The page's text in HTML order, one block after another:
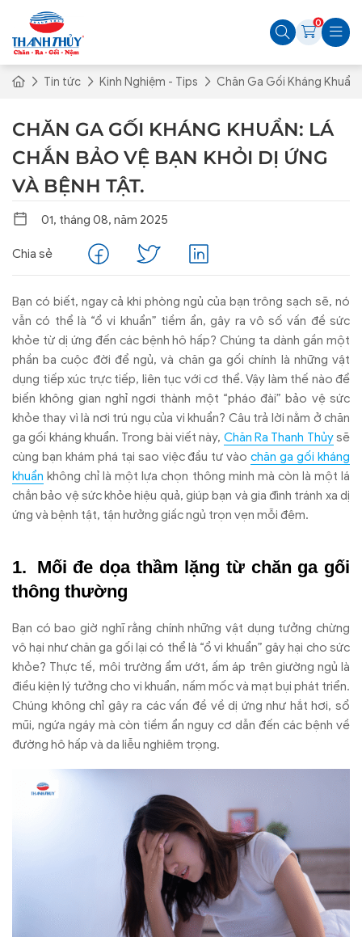
0
Tin tức Kinh Nghiệm - Tips Chăn Ga Gối Kháng
CHĂN GA GỐI KHÁNG KHUẨN: LÁ
CHẮN BẢO VỆ BẠN KHỎI DỊ ỨNG
VÀ BỆNH TẬT.
01, tháng 08, năm 2025
Chia sẻ
Bạn có biết, ngay cả khi phòng ngủ của bạn trông sạch sẽ, nó
vẫn có thể là “ổ vi khuẩn” tiềm ẩn, gây ra vô số vấn đề sức
khỏe từ dị ứng đến các bệnh hô hấp? Chúng ta dành gần một
phần ba cuộc đời để ngủ, và chăn ga gối chính là những vật
dụng tiếp xúc trực tiếp, liên tục với cơ thể. Vậy làm thế nào để
biến không gian nghỉ ngơi thành một “pháo đài” bảo vệ sức
khỏe thay vì là nơi trú ngụ của vi khuẩn? Câu trả lời nằm ở chăn
ga gối kháng khuẩn. Trong bài viết này, Chăn Ra Thanh Thủysẽ
cùng bạn khám phá tại sao việc đầu tư vàochăn ga gối kháng
khuẩn không chỉ là một lựa chọn thông minh mà còn là một lá
chắn bảo vệ sức khỏe hiệu quả, giúp bạn và gia đình tránh xa dị
ứng và bệnh tật, tận hưởng giấc ngủ trọn vẹn mỗi đêm.
Mối đe dọa thầm lặng từ chăn ga gối
thông thường
Bạn có bao giờ nghĩ rằng chính những vật dụng tưởng chừng
vô hại như chăn ga gối lại có thể là “ổ vi khuẩn” gây hại cho sức
khỏe? Thực tế, môi trường ẩm ướt, ấm áp trên giường ngủ là
điều kiện lý tưởng cho vi khuẩn, nấm mốc và mạt bụi phát triển.
Chúng không chỉ gây ra các vấn đề về dị ứng như hắt hơi, sổ
mũi, ngứa ngáy mà còn tiềm ẩn nguy cơ dẫn đến các bệnh về
đường hô hấp và da liễu nghiêm trọng.